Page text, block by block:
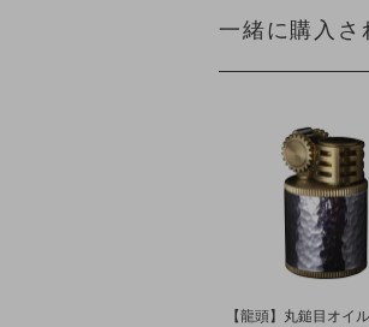
一緒に購入さ
【龍頭】丸鎚目オイ